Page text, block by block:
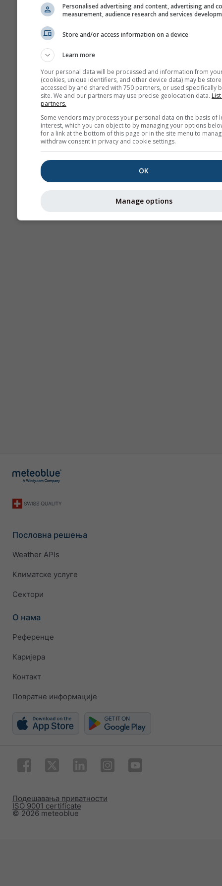
Прикажи помоћ
GPX
Мапе времена
Пословна решења
Weather APIs
Климатске услуге
Сектори
О нама
Референце
Каријера
Контакт
Повратне информације
© 2026 meteoblue
ISO 9001 certificate
Подешавања приватности
Personalised advertising and content, advertising and
measurement, audience research and services
Store and/or access information on a device
Learn more
Your personal data will be processed and information from
(cookies, unique identifiers, and other device data) may be
accessed by and shared with 750 partners, or used specifically
site. We and our partners may use precise geolocation data.
partners.
Some vendors may process your personal data on the basis of
interest, which you can object to by managing your options
for a link at the bottom of this page or in the site menu to
withdraw consent in privacy and cookie settings.
OK
Manage options